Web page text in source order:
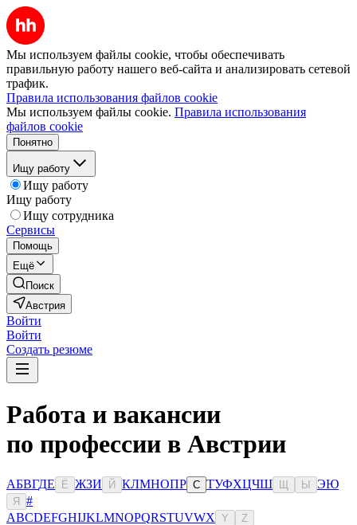
Мы используем файлы cookie, чтобы обеспечивать
правильную работу нашего веб-сайта и анализировать сетевой
трафик.
Правила использования файлов cookie
Мы используем файлы cookie. Правила использования
файлов cookie
Понятно
Ищу работу
Ищу работу
Ищу работу
Ищу сотрудника
Сервисы
Помощь
Ещё
Поиск
Австрия
Войти
Войти
Создать резюме
Работа и вакансии
по профессии в Австрии
АБВГДЕ Ё ЖЗИ Й КЛМНОПР С ТУФХЦЧШ Ы ЭЮ
Я
#
ABCDEFGHIJKLMNOPQRSTUVWX Y Z